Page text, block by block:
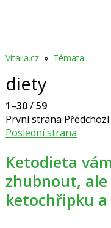
Vitalia.cz » Témata
diety
1–30/59
První strana
Poslední strana
Ketodieta vám pomůže rychle
zhubnout,
ketochřipku